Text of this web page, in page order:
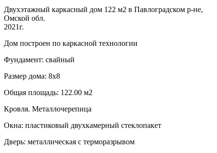
Двухэтажный каркасный дом 122 м2 в Павлоградском р-не,
Омской обл.
2021г.
Дом построен по каркасной технологии
Фундамент: свайный
Размер дома: 8х8
Общая площадь: 122.00 м2
Кровля. Металлочерепица
Окна: пластиковый двухкамерный стеклопакет
Дверь: металлическая с терморазрывом